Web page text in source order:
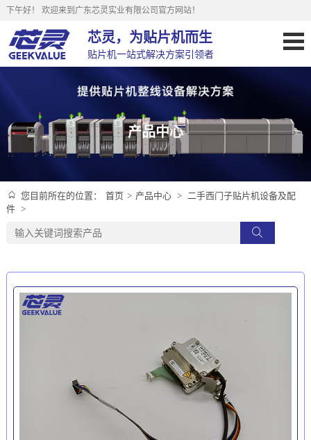
下午好！ 欢迎来到广东芯灵实业有限公司官方网站！
芯灵，为贴片机而生
贴片机一站式解决方案引领者
产品中心
您目前所在的位置： 首页 > 产品中心 > 二手西门子贴片机设备及配
件 >